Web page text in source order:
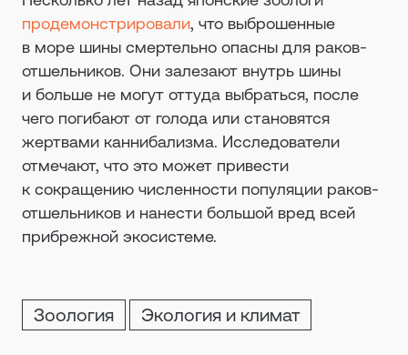
продемонстрировали, что выброшенные
в море шины смертельно опасны для раков-
отшельников. Они залезают внутрь шины
и больше не могут оттуда выбраться, после
чего погибают от голода или становятся
жертвами каннибализма. Исследователи
отмечают, что это может привести
к сокращению численности популяции раков-
отшельников и нанести большой вред всей
прибрежной экосистеме.
Зоология Экология и климат